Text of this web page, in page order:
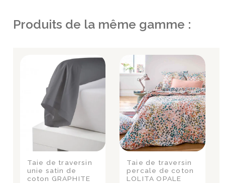
Produits de la même gamme :
Taie de traversin
unie satin de
coton GRAPHITE
Taie de traversin
percale de coton
LOLITA OPALE